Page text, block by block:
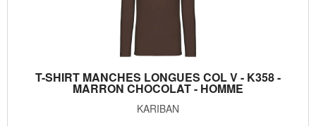
T-SHIRT MANCHES LONGUES COL V - K358 -
MARRON CHOCOLAT - HOMME
KARIBAN